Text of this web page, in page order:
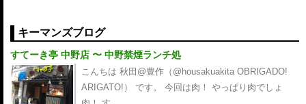
キーマンズブログ
すてーき亭 中野店 〜 中野禁煙ランチ処
こんちは 秋田@豊作（@housakuakita‎ OBRIGADO!
ARIGATO!） です。 今回は肉！ やっぱり肉でしょ